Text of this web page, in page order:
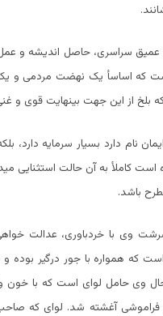
و عمیق سراسری، حاصل اندیشه
که اساسأ یک نهضت مردمی و
بلخ از این جهت بینهایت قوی و
نام دارد بسیار سرمایه دارد،
است کاملأ به آن حالت
باشد.
وی با خردباوری، عدالت
که همواره با جور درگیر بوده
وی حامل لوای است که با خون
فراموشی آغشته شد. لوای که